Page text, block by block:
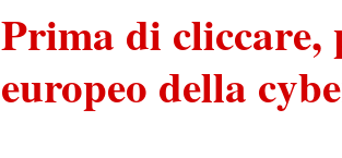
Prima di cliccare,
europeo della